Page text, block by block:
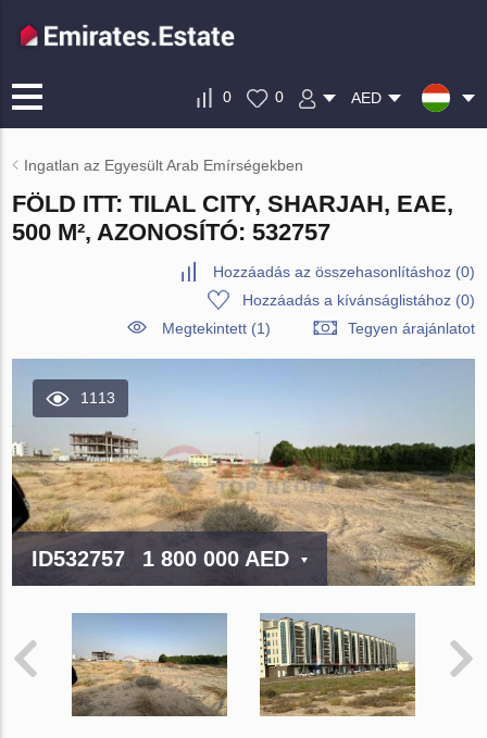
0 0 AED
Ingatlan az Egyesült Arab Emírségekben
FÖLD ITT: TILAL CITY, SHARJAH, EAE,
500 M², AZONOSÍTÓ: 532757
Hozzáadás az összehasonlításhoz(0)
Hozzáadás a kívánságlistához(0)
Megtekintett (1)
Tegyen árajánlatot
1113
ID532757 1 800 000 AED